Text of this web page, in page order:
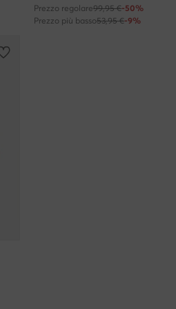
Prezzo regolare99,95 €-50%
Prezzo più basso53,95 €-9%